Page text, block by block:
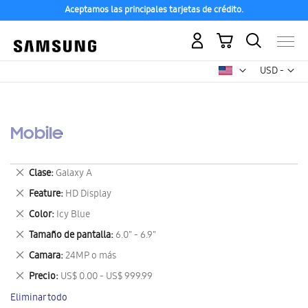
Aceptamos las principales tarjetas de crédito.
USD -
dólar
Mi carrito
Mobile
Clase Galaxy A
Eliminar
este
artículo
Feature HD Display
Eliminar
este
artículo
Color Icy Blue
Eliminar
este
artículo
Tamaño de pantalla 6.0" - 6.9"
Eliminar
este
artículo
Camara 24MP o más
Eliminar
este
artículo
Precio US$ 0.00 - US$ 999.99
Eliminar
este
artículo
Eliminar todo